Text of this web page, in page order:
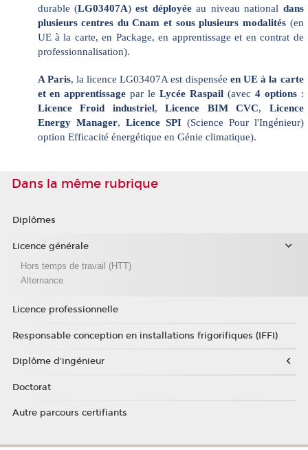
durable (LG03407A) est déployéeau niveau national dans
plusieurs centres du Cnam et sous plusieurs modalités(en
UE à la carte, en Package, en apprentissage et en contrat de
professionnalisation).
A Paris, la licence LG03407A est dispensée en UE à la carte
et en apprentissage par leLycée Raspail (avec 4 options:
Licence Froid industriel, Licence BIM CVC, Licence
Energy Manager, Licence SPI(Science Pour l'Ingénieur)
option Efficacité énergétique en Génie climatique).
Dans la même rubrique
Diplômes
Licence générale
Hors temps de travail (HTT)
Alternance
Licence professionnelle
Responsable conception en installations frigorifiques (IFFI)
Diplôme d'ingénieur
Doctorat
Autre parcours certifiants